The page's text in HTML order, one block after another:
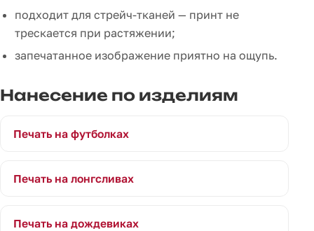
подходит для стрейч-тканей — принт не
трескается при растяжении;
запечатанное изображение приятно на ощупь.
Нанесение по изделиям
Печать на футболках
Печать на лонгсливах
Печать на дождевиках